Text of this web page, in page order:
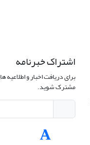
اشتراک خبرنامه
برای دریافت اخبار و
مشترک شوید.